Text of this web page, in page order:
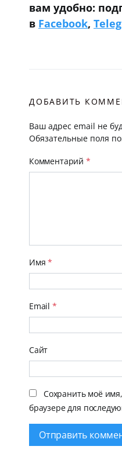
вам удобно:
в Facebook,
ДОБАВИТЬ
Ваш адрес email не
Обязательные поля
Комментарий *
Имя*
Email *
Сайт
Сохранить моё
браузере для